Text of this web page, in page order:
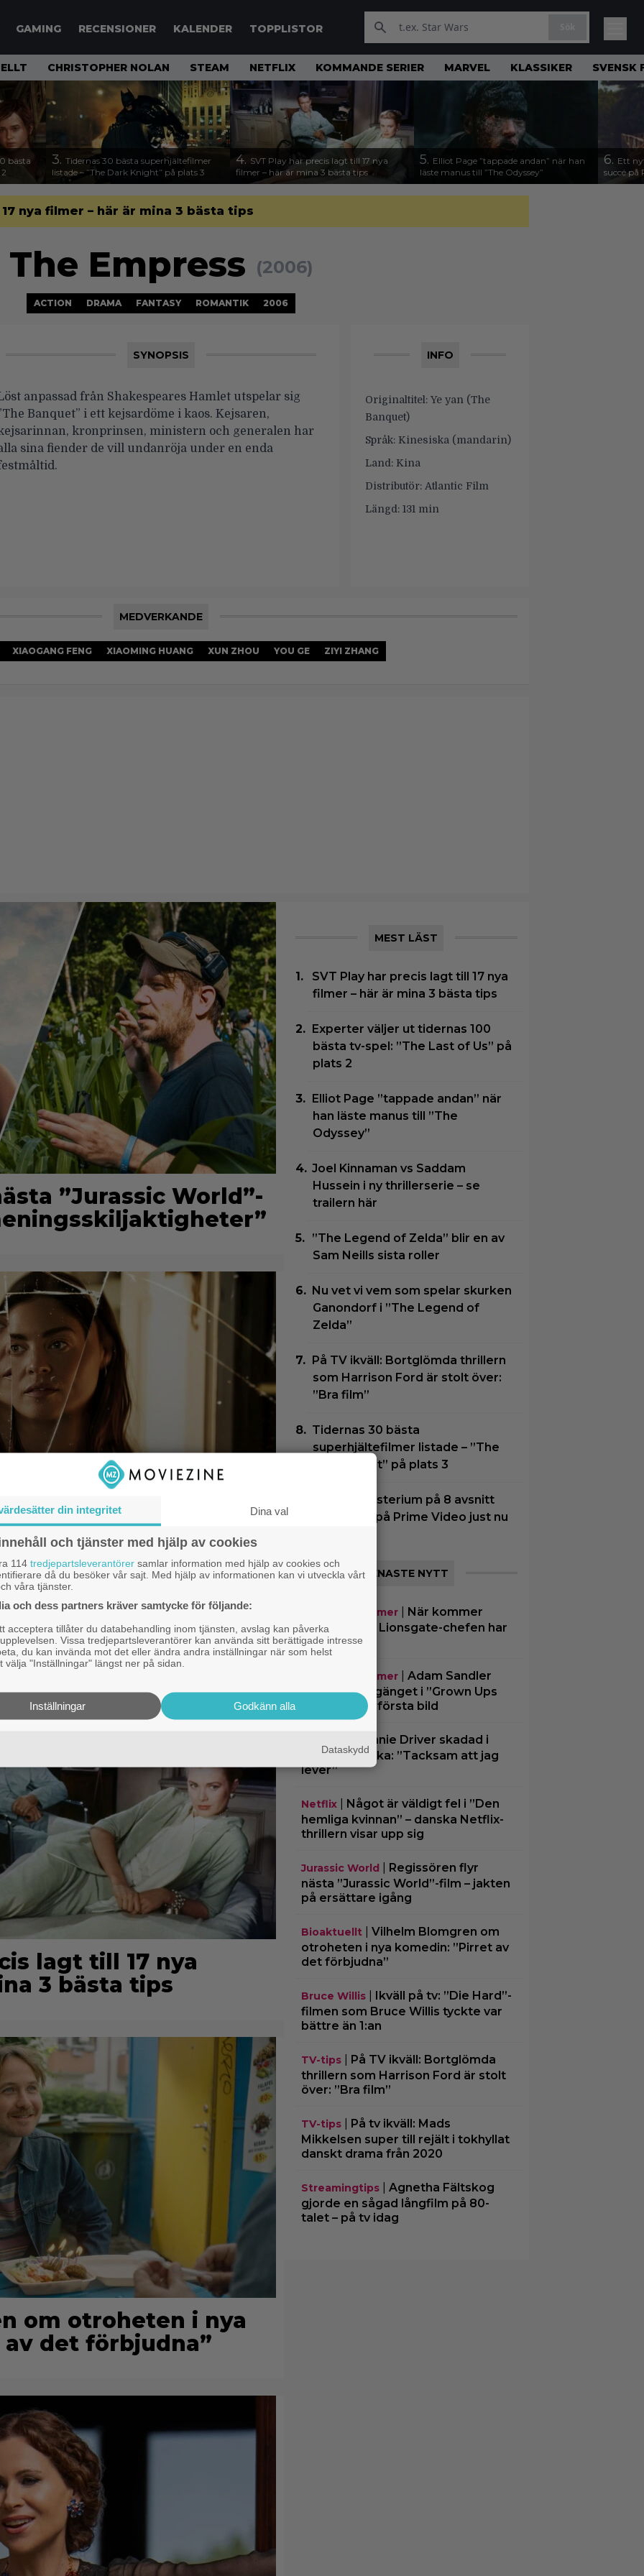
GAMING RECENSIONER KALENDER TOPPLISTOR
CHRISTOPHER NOLAN STEAM NETFLIX KOMMANDE SERIER MARVEL KLASSIKER SVENSK
bästa
3. Tidernas 30 bästa superhjältefilmer
listade – ”The Dark Knight” på plats 3
4. SVT Play har precis lagt till 17 nya
filmer – här är mina 3 bästa tips
5. Elliot Page ”tappade andan” när han
läste manus till ”The Odyssey”
6. Ett
succé på
nya filmer – här är mina 3 bästa tips
The Empress (2006)
ACTION DRAMA FANTASY ROMANTIK 2006
SYNOPSIS
anpassad från Shakespeares Hamlet utspelar sig
Banquet” i ett kejsardöme i kaos. Kejsaren,
kronprinsen, ministern och generalen har
sina fiender de vill undanröja under en enda
INFO
Originaltitel: Ye yan (The
Banquet)
Språk: Kinesiska (mandarin)
Land: Kina
Distributör: Atlantic Film
Längd: 131 min
MEDVERKANDE
XIAOGANG FENG XIAOMING HUANG XUN ZHOU YOU GE ZIYI ZHANG
”Jurassic World”-
i ”Den hemliga
Netflix-thrillern visar
lagt till 17 nya
3 bästa tips
om otroheten i nya
det förbjudna”
MEST LÄST
SVT Play har precis lagt till 17 nya
filmer – här är mina 3 bästa tips
Experter väljer ut tidernas 100
bästa tv-spel: ”The Last of Us” på
plats 2
Elliot Page ”tappade andan” när
han läste manus till ”The
Odyssey”
Joel Kinnaman vs Saddam
Hussein i ny thrillerserie – se
trailern här
”The Legend of Zelda” blir en av
Sam Neills sista roller
Nu vet vi vem som spelar skurken
Ganondorf i ”The Legend of
Zelda”
På TV ikväll: Bortglömda thrillern
som Harrison Ford är stolt över:
”Bra film”
Tidernas 30 bästa
superhjältefilmer listade – ”The
Dark Knight” på plats 3
Ett nytt mysterium på 8 avsnitt
gör succé på Prime Video just nu
SENASTE NYTT
Kommande filmer| När kommer
”Michael 2”? Lionsgate-chefen har
ett svar
Kommande filmer| Adam Sandler
återförenar gänget i ”Grown Ups
3” – delar en första bild
Minnie Driver skadad i
otäck bilolycka: ”Tacksam att jag
lever”
Netflix| Något är väldigt fel i ”Den
hemliga kvinnan” – danska Netflix-
thrillern visar upp sig
Jurassic World
Regissören flyr
nästa ”Jurassic World”-film – jakten
på ersättare igång
Bioaktuellt
Vilhelm Blomgren om
otroheten i nya komedin: ”Pirret av
det förbjudna”
Bruce Willis| Ikväll på tv: ”Die Hard”-
filmen som Bruce Willis tyckte var
bättre än 1:an
TV-tips| På TV ikväll: Bortglömda
thrillern som Harrison Ford är stolt
över: ”Bra film”
TV-tips| På tv ikväll: Mads
Mikkelsen super till rejält i tokhyllat
danskt drama från 2020
Streamingtips| Agnetha Fältskog
gjorde en sågad långfilm på 80-
talet – på tv idag
din integritet Dina val
och tjänster med hjälp av cookies
114 tredjepartsleverantörer samlar information med hjälp av cookies och
då du besöker vår sajt. Med hjälp av informationen kan vi utveckla vårt
våra tjänster.
och dess partners kräver samtycke för följande:
acceptera tillåter du databehandling inom tjänsten, avslag kan påverka
Vissa tredjepartsleverantörer kan använda sitt berättigade intresse
du kan invända mot det eller ändra andra inställningar när som helst
välja "Inställningar" längst ner på sidan.
Godkänn alla
Inställningar
Dataskydd